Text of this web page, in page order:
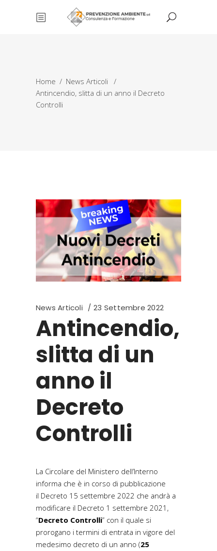
Home / News Articoli
/
Antincendio, slitta di un anno il Decreto
Controlli
News Articoli 23 Settembre 2022
Antincendio,
slitta di un
anno il
Decreto
Controlli
La Circolare del Ministero dell’Interno
informa che è in corso di pubblicazione
il Decreto 15 settembre 2022 che andrà a
modificare il Decreto 1 settembre 2021,
“Decreto Controlli” con il quale si
prorogano i termini di entrata in vigore del
medesimo decreto di un anno (25